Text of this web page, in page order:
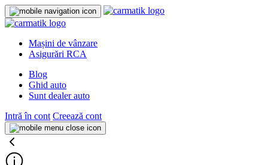
Mașini de vânzare
Asigurări RCA
Blog
Ghid auto
Sunt dealer auto
Intră în cont Creează cont